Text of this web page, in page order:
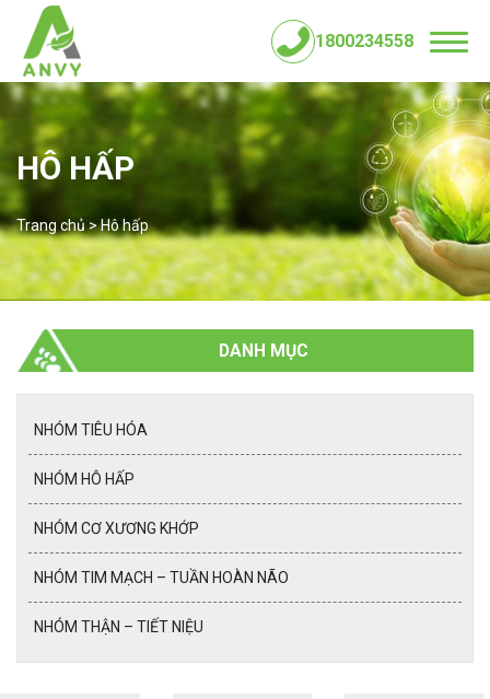
1800234558
HÔ HẤP
Trang chủ>Hô hấp
DANH MỤC
NHÓM TIÊU HÓA
NHÓM HÔ HẤP
NHÓM CƠ XƯƠNG KHỚP
NHÓM TIM MẠCH – TUẦN HOÀN NÃO
NHÓM THẬN – TIẾT NIỆU